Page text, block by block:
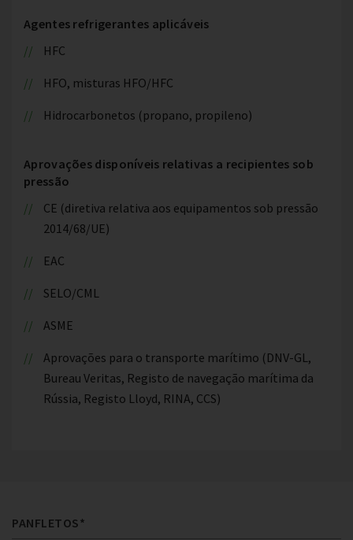
Agentes refrigerantes aplicáveis
HFC
HFO, misturas HFO/HFC
Hidrocarbonetos (propano, propileno)
Aprovações disponíveis relativas a recipientes sob
pressão
CE (diretiva relativa aos equipamentos sob pressão
2014/68/UE)
EAC
SELO/CML
ASME
Aprovações para o transporte marítimo (DNV-GL,
Bureau Veritas, Registo de navegação marítima da
Rússia, Registo Lloyd, RINA, CCS)
PANFLETOS*